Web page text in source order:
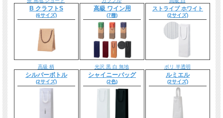
B クラフトS
(6サイズ)
高級 ワイン用
(7種)
ストライプ ホワイト
(2サイズ)
高級 柄
シルバーボトル
(2サイズ)
光沢 黒 白 無地
シャイニーバッグ
(2色)
ポリ 半透明
ルミエル
(2サイズ)